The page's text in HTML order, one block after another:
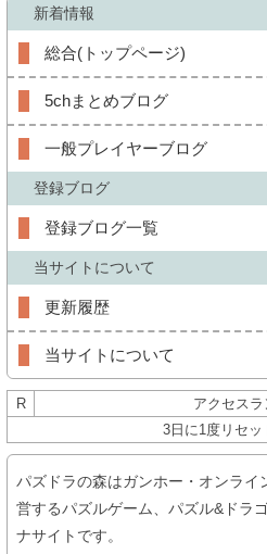
新着情報
総合(トップページ)
5chまとめブログ
一般プレイヤーブログ
登録ブログ
登録ブログ一覧
当サイトについて
更新履歴
当サイトについて
R
アクセス
3日に1度リセッ
パズドラの森はガンホー・オンライ
営するパズルゲーム、パズル&ドラ
ナサイトです。